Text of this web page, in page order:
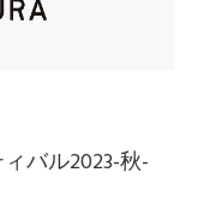
バル2023-秋-